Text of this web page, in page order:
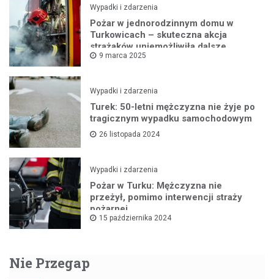
Wypadki i zdarzenia
Pożar w jednorodzinnym domu w
Turkowicach – skuteczna akcja
strażaków uniemożliwiła dalsze
rozprzestrzenianie się ognia
9 marca 2025
Wypadki i zdarzenia
Turek: 50-letni mężczyzna nie żyje po
tragicznym wypadku samochodowym
26 listopada 2024
Wypadki i zdarzenia
Pożar w Turku: Mężczyzna nie
przeżył, pomimo interwencji straży
pożarnej
15 października 2024
Nie Przegap